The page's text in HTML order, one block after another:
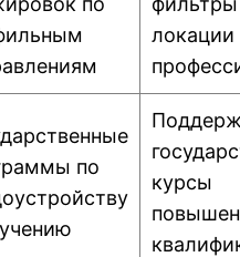
локации
по
курсы